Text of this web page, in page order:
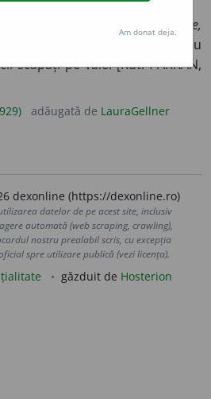
statuete superbe,
închiderea unui braț de râu
scăpați pe vale. [Rut. PARKAN,
adăugată de LauraGellner
dexonline (https://dexonline.ro)
datelor de pe acest site, inclusiv
automată (web scraping, crawling),
nostru prealabil scris, cu excepția
spre utilizare publică (vezi licența).
găzduit de Hosterion
Am donat deja.